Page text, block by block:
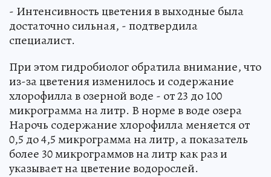
- Интенсивность цветения в выходные была
достаточно сильная, - подтвердила
специалист.
При этом гидробиолог обратила внимание, что
из-за цветения изменилось и содержание
хлорофилла в озерной воде - от 23 до 100
микрограмма на литр. В норме в воде озера
Нарочь содержание хлорофилла меняется от
0,5 до 4,5 микрограмма на литр, а показатель
более 30 микрограммов на литр как раз и
указывает на цветение водорослей.